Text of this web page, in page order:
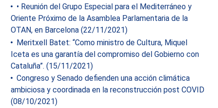
• Reunión del Grupo Especial para el Mediterráneo y
Oriente Próximo de la Asamblea Parlamentaria de la
OTAN, en Barcelona (22/11/2021)
Meritxell Batet: “Como ministro de Cultura, Miquel
Iceta es una garantía del compromiso del Gobierno con
Cataluña”. (15/11/2021)
Congreso y Senado defienden una acción climática
ambiciosa y coordinada en la reconstrucción post COVID
(08/10/2021)